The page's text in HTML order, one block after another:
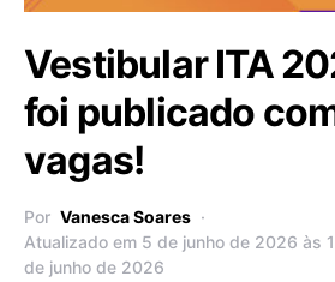
Vestibular ITA
foi publicado
vagas!
Por Vanesca Soares
Atualizado em 5 de junho de 2026 às
de junho de 2026